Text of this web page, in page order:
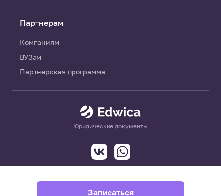
Записаться
Юридические документы
Партнерам
Компаниям
ВУЗам
Партнерская программа